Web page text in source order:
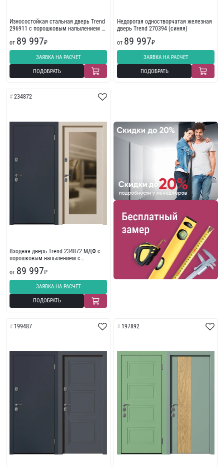
Износостойкая стальная дверь Trend
296911 с порошковым напылением с
от 89 997₽
ЗАЯВКА НА РАСЧЕТ
ПОДОБРАТЬ
Недорогая одностворчатая железная
дверь Trend 270394 (синяя)
от 89 997₽
ЗАЯВКА НА РАСЧЕТ
ПОДОБРАТЬ
234872
Входная дверь Trend 234872 МДФ с
порошковым напылением с
от 89 997₽
ЗАЯВКА НА РАСЧЕТ
ПОДОБРАТЬ
199487 197892